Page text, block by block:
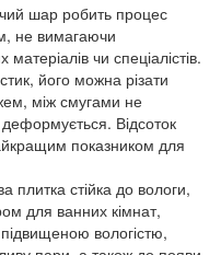
шар робить процес
не вимагаючи
чи спеціалістів.
його можна різати
між смугами не
Відсоток
показником для
плитка стійка до вологи,
для ванних кімнат,
вологістю,